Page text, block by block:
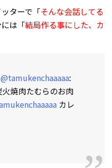
ターで「そんな会話してる
は「結局作る事にした、カ
@tamukenchaaaaa:
焼肉たむらのお肉
カレ